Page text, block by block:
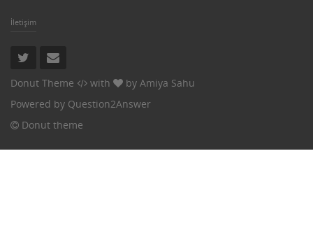
İletişim
Donut Theme with by Amiya Sahu
Powered by Question2Answer
Donut theme